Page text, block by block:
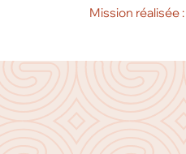
Mission réalisée :